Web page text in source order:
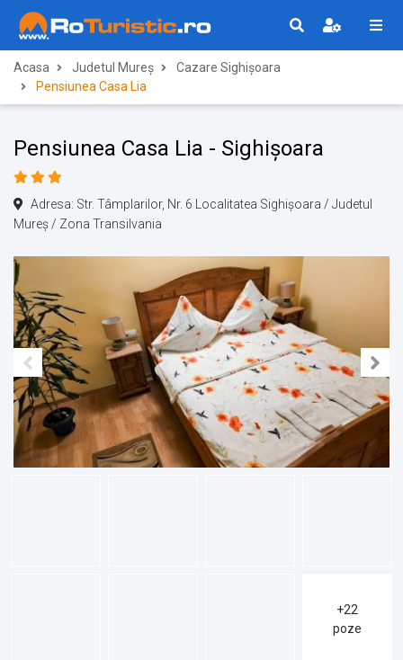
Acasa Judetul Mureș
Cazare Sighișoara
Pensiunea Casa Lia
Pensiunea Casa Lia - Sighișoara
Adresa: Str. Tâmplarilor, Nr. 6 Localitatea Sighișoara / Judetul
Mureș / Zona Transilvania
+22
poze